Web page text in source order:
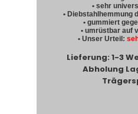
• sehr
• Diebstahlhemmung
• gummiert
• umrüstbar auf
• Unser Urteil:
Lieferung: 1-3
Abholung